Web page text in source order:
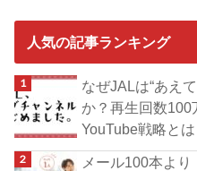
人気の記事ランキング
なぜJALは“あえ
か？再生回数100
YouTube戦略とは
メール100本よ